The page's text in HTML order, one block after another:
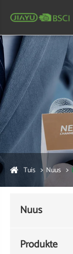
Tuis Nuus
Nuus
Produkte